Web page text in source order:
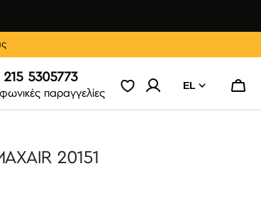
215 5305773
παραγγελίες
EL
20151